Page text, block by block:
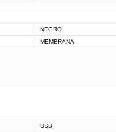
NEGRO
MEMBRANA
USB